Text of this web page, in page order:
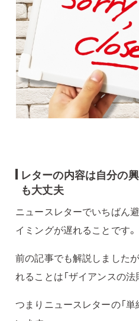
レターの内容は自分の
も大丈夫
ニュースレターでいちばん
イミングが遅れることです。
前の記事でも解説しました
れることは「ザイアンスの法
つまりニュースレターの「単